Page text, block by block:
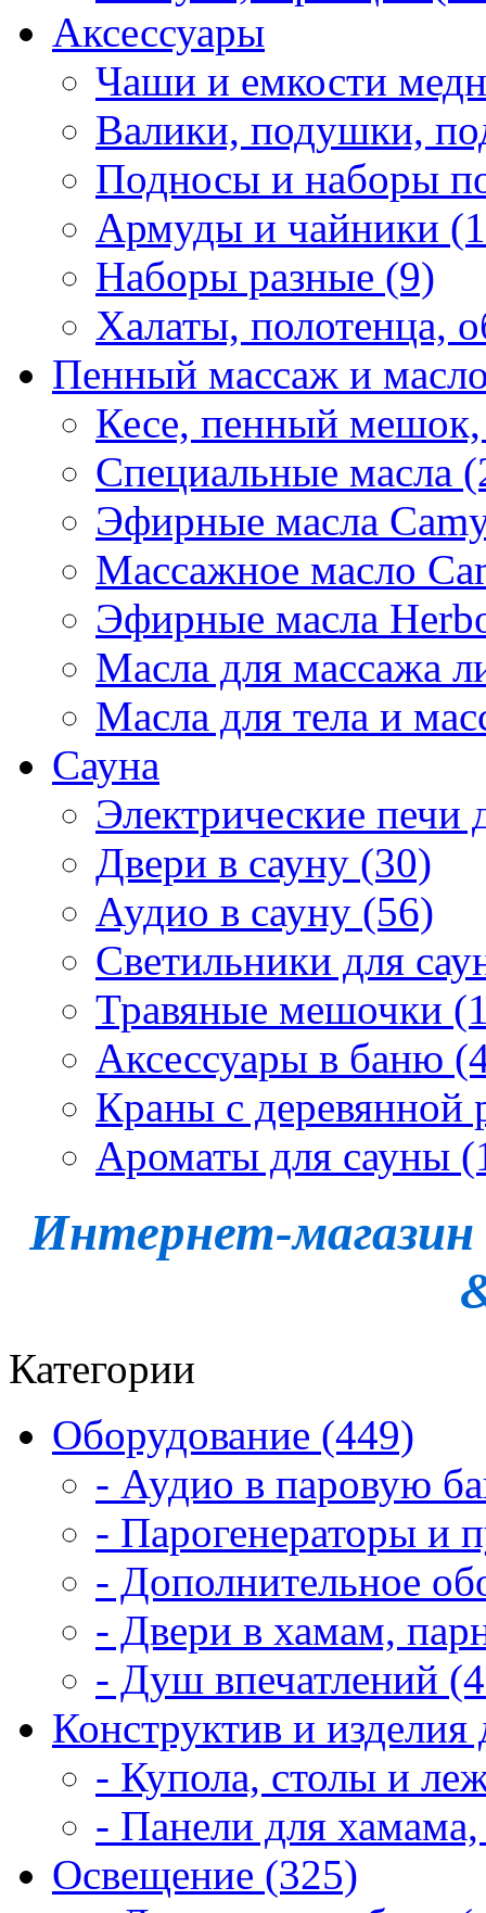
Аксессуары
Чаши и емкости
Валики, подушки,
Подносы и наборы
Армуды и чайники
Наборы разные (9)
Халаты, полотенца,
Пенный массаж и
Кесе, пенный
Специальные масла
Эфирные масла
Массажное масло
Эфирные масла
Масла для массажа
Масла для тела и
Сауна
Электрические печи
Двери в сауну (30)
Аудио в сауну (56)
Светильники для
Травяные мешочки
Аксессуары в баню
Краны с деревянной
Ароматы для сауны
Интернет-магазин
Категории
Оборудование (449)
- Аудио в паровую
- Парогенераторы и
- Дополнительное
- Двери в хамам,
- Душ впечатлений
Конструктив и
- Купола, столы и
- Панели для
Освещение (325)